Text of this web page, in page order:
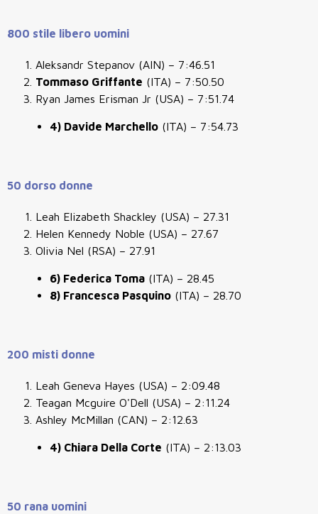
800 stile libero uomini
Aleksandr Stepanov (AIN) – 7:46.51
Tommaso Griffante (ITA) – 7:50.50
Ryan James Erisman Jr (USA) – 7:51.74
4) Davide Marchello (ITA) – 7:54.73
50 dorso donne
Leah Elizabeth Shackley (USA) – 27.31
Helen Kennedy Noble (USA) – 27.67
Olivia Nel (RSA) – 27.91
6) Federica Toma (ITA) – 28.45
8) Francesca Pasquino (ITA) – 28.70
200 misti donne
Leah Geneva Hayes (USA) – 2:09.48
Teagan Mcguire O'Dell (USA) – 2:11.24
Ashley McMillan (CAN) – 2:12.63
4) Chiara Della Corte (ITA) – 2:13.03
50 rana uomini